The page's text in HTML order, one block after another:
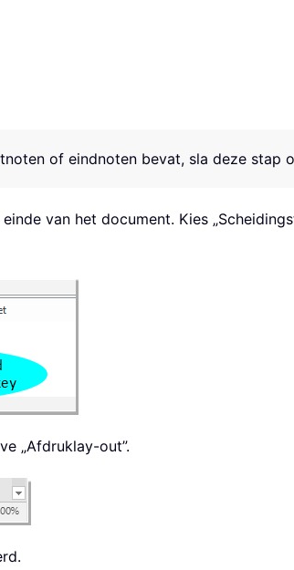
of eindnoten bevat, sla deze stap
van het document. Kies
„Afdruklay-out”.